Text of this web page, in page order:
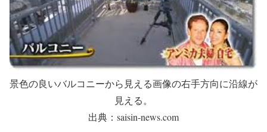
景色の良いバルコニーから見える画像の右手方向に沿線が
見える。
出典：saisin-news.com